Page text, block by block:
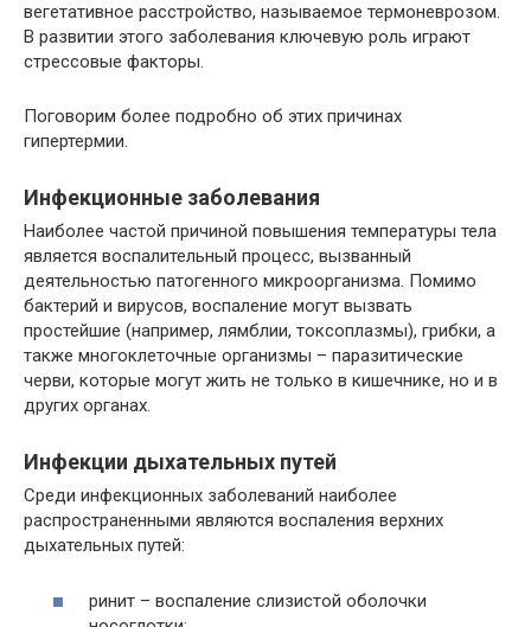
вегетативное расстройство, называемое термоневрозом.
В развитии этого заболевания ключевую роль играют
стрессовые факторы.
Поговорим более подробно об этих причинах
гипертермии.
Инфекционные заболевания
Наиболее частой причиной повышения температуры тела
является воспалительный процесс, вызванный
деятельностью патогенного микроорганизма. Помимо
бактерий и вирусов, воспаление могут вызвать
простейшие (например, лямблии, токсоплазмы), грибки, а
также многоклеточные организмы – паразитические
черви, которые могут жить не только в кишечнике, но и в
других органах.
Инфекции дыхательных путей
Среди инфекционных заболеваний наиболее
распространенными являются воспаления верхних
дыхательных путей:
ринит – воспаление слизистой оболочки